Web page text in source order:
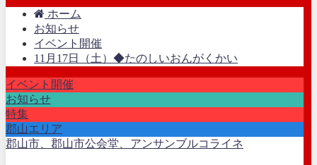
ホーム
お知らせ
イベント開催
11月17日（土）◆たのしいおんがくかい
イベント開催
お知らせ
特集
郡山エリア
郡山市、郡山市公会堂、アンサンブルコライネ